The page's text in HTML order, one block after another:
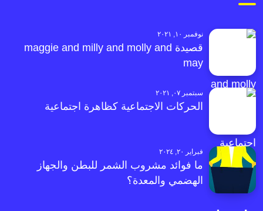
نوفمبر ١٠, ٢٠٢١
قصيدة maggie and milly and molly and
may
سبتمبر ٠٧, ٢٠٢١
الحركات الاجتماعية كظاهرة اجتماعية
فبراير ٢٠, ٢٠٢٤
ما فوائد مشروب الشمر للبطن والجهاز
الهضمي والمعدة؟